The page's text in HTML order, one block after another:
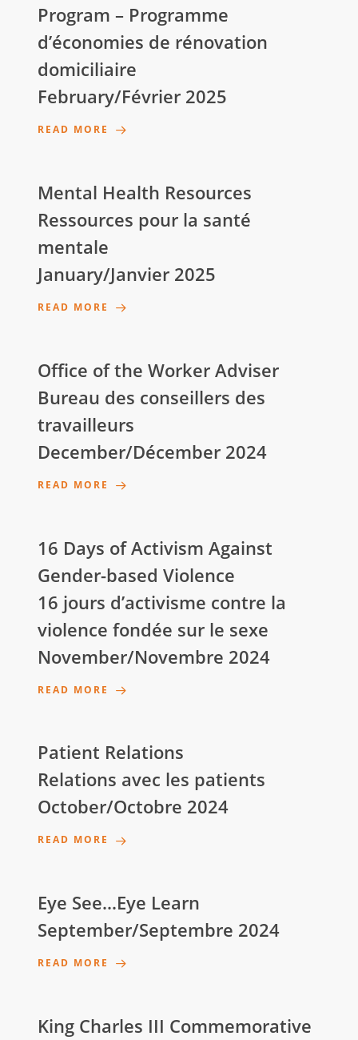
Program – Programme
d’économies de rénovation
domiciliaire
February/Février 2025
READ MORE
Mental Health Resources
Ressources pour la santé
mentale
January/Janvier 2025
READ MORE
Office of the Worker Adviser
Bureau des conseillers des
travailleurs
December/Décember 2024
READ MORE
16 Days of Activism Against
Gender-based Violence
16 jours d’activisme contre la
violence fondée sur le sexe
November/Novembre 2024
READ MORE
Patient Relations
Relations avec les patients
October/Octobre 2024
READ MORE
Eye See…Eye Learn
September/Septembre 2024
READ MORE
King Charles III Commemorative